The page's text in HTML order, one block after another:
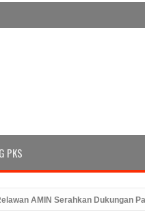
PKS
AMIN Serahkan Dukungan